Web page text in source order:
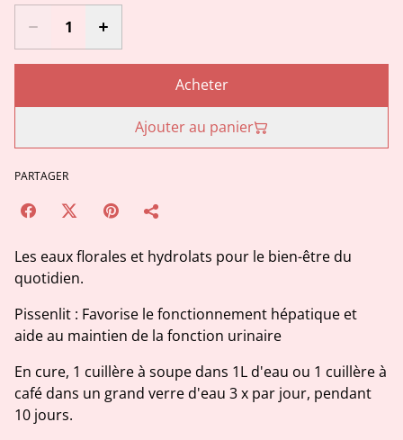
Acheter
Ajouter au panier
PARTAGER
Les eaux florales et hydrolats pour le bien-être du
quotidien.
Pissenlit : Favorise le fonctionnement hépatique et
aide au maintien de la fonction urinaire
En cure, 1 cuillère à soupe dans 1L d'eau ou 1 cuillère à
café dans un grand verre d'eau 3 x par jour, pendant
10 jours.